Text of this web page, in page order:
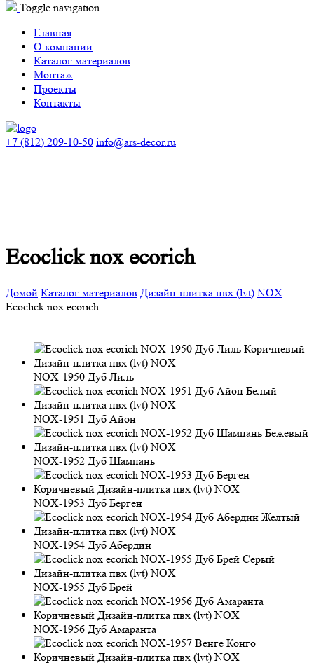
Toggle navigation
Главная
О компании
Каталог материалов
Монтаж
Проекты
Контакты
+7 (812) 209-10-50 info@ars-decor.ru
Ecoclick nox ecorich
Домой Каталог материалов Дизайн-плитка пвх (lvt) NOX
Ecoclick nox ecorich
NOX-1950 Дуб Лиль
NOX-1951 Дуб Айон
NOX-1952 Дуб Шампань
NOX-1953 Дуб Берген
NOX-1954 Дуб Абердин
NOX-1955 Дуб Брей
NOX-1956 Дуб Амаранта